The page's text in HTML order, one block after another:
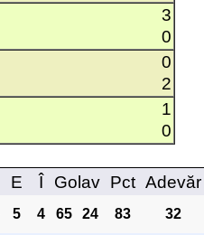
3
0
0
2
1
0
E Î Golav Pct Adevăr
5 4 65 24 83
32